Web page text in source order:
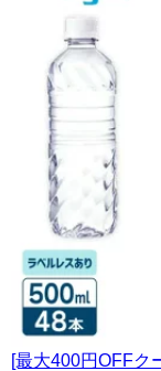
[最大400円OFFク